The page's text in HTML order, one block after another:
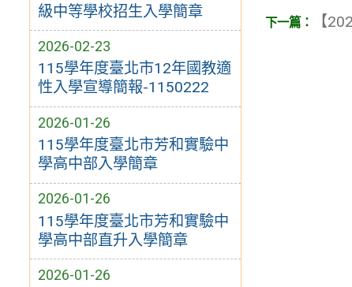
級中等學校招生入學簡章
2026-02-23
115學年度臺北市12年國教適
性入學宣導簡報-1150222
2026-01-26
115學年度臺北市芳和實驗中
學高中部入學簡章
2026-01-26
115學年度臺北市芳和實驗中
學高中部直升入學簡章
2026-01-26
【